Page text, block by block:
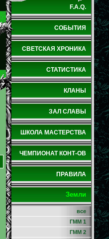
F.A.Q.
СОБЫТИЯ
СВЕТСКАЯ ХРОНИКА
СТАТИСТИКА
КЛАНЫ
ЗАЛ СЛАВЫ
ШКОЛА МАСТЕРСТВА
ЧЕМПИОНАТ КОНТ-ОВ
ПРАВИЛА
Земли
все
ГММ 1
ГММ 2